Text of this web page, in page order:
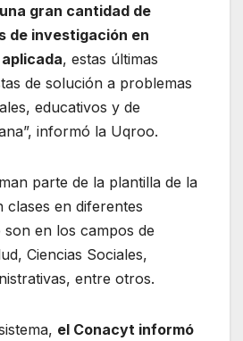
gran cantidad de
de investigación en
, estas últimas
de solución a problemas
educativos y de
informó la Uqroo.
parte de la plantilla de la
clases en diferentes
en los campos de
Ciencias Sociales,
entre otros.
el Conacyt informó